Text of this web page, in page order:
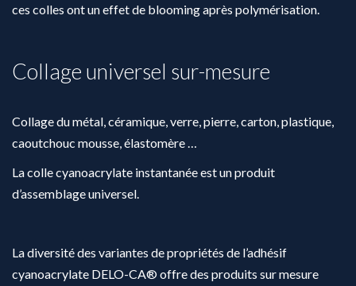
ces colles ont un effet de blooming après polymérisation.
Collage universel sur-mesure
Collage du métal, céramique, verre, pierre, carton, plastique,
caoutchouc mousse, élastomère …
La colle cyanoacrylate instantanée est un produit
d’assemblage universel.
La diversité des variantes de propriétés de l’adhésif
cyanoacrylate DELO-CA® offre des produits sur mesure